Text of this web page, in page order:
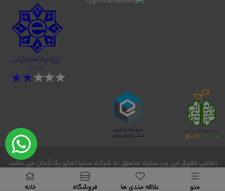
منو علاقه مندی ها فروشگاه خانه
تمامی حقوق این وب سایت متعلق به شرکت ستیا تمایز یک آرمان می باشد.
bornosmode - 2026 -2027 © Copyright@